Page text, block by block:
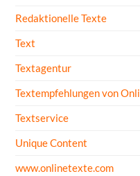
Redaktionelle Texte
Text
Textagentur
Textempfehlungen von
Textservice
Unique Content
www.onlinetexte.com